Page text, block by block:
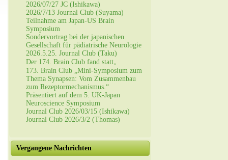
2026/07/27 JC (Ishikawa)
2026/7/13 Journal Club (Suyama)
Teilnahme am Japan-US Brain
Symposium
Sondervortrag bei der japanischen
Gesellschaft für pädiatrische Neurologie
2026.5.25. Journal Club (Taku)
Der 174. Brain Club fand statt。
173. Brain Club „Mini-Symposium zum
Thema Synapsen: Vom Zusammenbau
zum Rezeptormechanismus.“
Präsentiert auf dem 5. UK-Japan
Neuroscience Symposium
Journal Club 2026/03/15 (Ishikawa)
Journal Club 2026/3/2 (Thomas)
Vergangene Nachrichten